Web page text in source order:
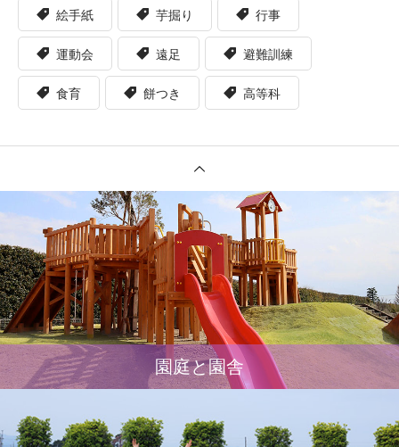
絵手紙 芋掘り 行事
運動会 遠足 避難訓練
食育 餅つき 高等科
園庭と園舎